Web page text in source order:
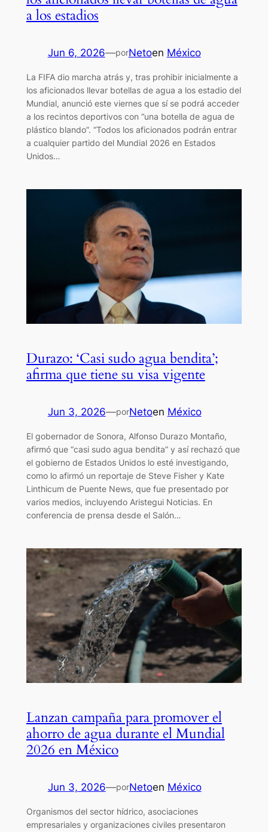
a los estadios
Jun 6, 2026—porNetoen México
La FIFA dio marcha atrás y, tras prohibir inicialmente a
los aficionados llevar botellas de agua a los estadio del
Mundial, anunció este viernes que sí se podrá acceder
a los recintos deportivos con “una botella de agua de
plástico blando”. “Todos los aficionados podrán entrar
a cualquier partido del Mundial 2026 en Estados
Unidos…
Durazo: ‘Casi sudo agua bendita’;
afirma que tiene su visa vigente
Jun 3, 2026—porNetoen México
El gobernador de Sonora, Alfonso Durazo Montaño,
afirmó que “casi sudo agua bendita” y así rechazó que
el gobierno de Estados Unidos lo esté investigando,
como lo afirmó un reportaje de Steve Fisher y Kate
Linthicum de Puente News, que fue presentado por
varios medios, incluyendo Aristegui Noticias. En
conferencia de prensa desde el Salón…
Lanzan campaña para promover el
ahorro de agua durante el Mundial
2026 en México
Jun 3, 2026—porNetoen México
Organismos del sector hídrico, asociaciones
empresariales y organizaciones civiles presentaron